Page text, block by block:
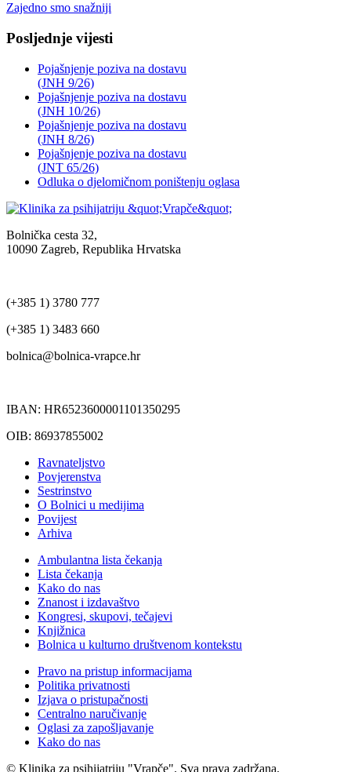
Zajedno smo snažniji
Posljednje vijesti
Pojašnjenje poziva na dostavu
(JNH 9/26)
Pojašnjenje poziva na dostavu
(JNH 10/26)
Pojašnjenje poziva na dostavu
(JNH 8/26)
Pojašnjenje poziva na dostavu
(JNT 65/26)
Odluka o djelomičnom poništenju oglasa
Bolnička cesta 32,
10090 Zagreb, Republika Hrvatska
(+385 1) 3780 777
(+385 1) 3483 660
bolnica@bolnica-vrapce.hr
IBAN: HR6523600001101350295
OIB: 86937855002
Ravnateljstvo
Povjerenstva
Sestrinstvo
O Bolnici u medijima
Povijest
Arhiva
Ambulantna lista čekanja
Lista čekanja
Kako do nas
Znanost i izdavaštvo
Kongresi, skupovi, tečajevi
Knjižnica
Bolnica u kulturno društvenom kontekstu
Pravo na pristup informacijama
Politika privatnosti
Izjava o pristupačnosti
Centralno naručivanje
Oglasi za zapošljavanje
Kako do nas
© Klinika za psihijatriju "Vrapče". Sva prava zadržana.